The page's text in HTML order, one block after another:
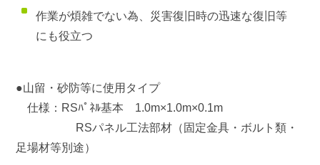
作業が煩雑でない為、災害復旧時の迅速な復旧等
にも役立つ
●山留・砂防等に使用タイプ
仕様：RSﾊﾟﾈﾙ基本 1.0m×1.0m×0.1m
RSパネル工法部材（固定金具・ボルト類・
足場材等別途）